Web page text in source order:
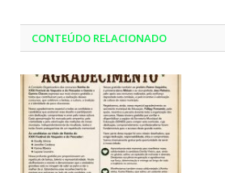
CONTEÚDO RELACIONADO